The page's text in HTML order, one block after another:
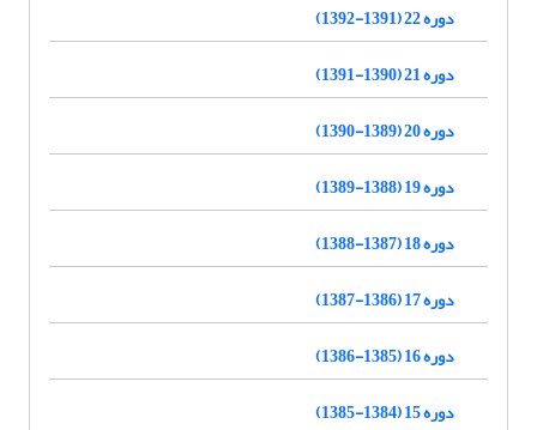
دوره 22 (1391-1392)
دوره 21 (1390-1391)
دوره 20 (1389-1390)
دوره 19 (1388-1389)
دوره 18 (1387-1388)
دوره 17 (1386-1387)
دوره 16 (1385-1386)
دوره 15 (1384-1385)